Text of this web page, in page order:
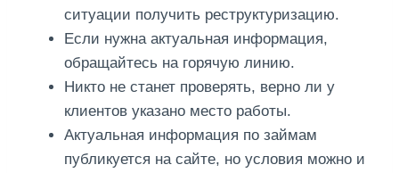
ситуации получить реструктуризацию.
Если нужна актуальная информация,
обращайтесь на горячую линию.
Никто не станет проверять, верно ли у
клиентов указано место работы.
Актуальная информация по займам
публикуется на сайте, но условия можно и